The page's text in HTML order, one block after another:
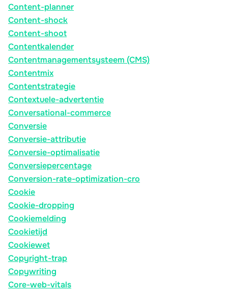
Content-planner
Content-shock
Content-shoot
Contentkalender
Contentmanagementsysteem (CMS)
Contentmix
Contentstrategie
Contextuele-advertentie
Conversational-commerce
Conversie
Conversie-attributie
Conversie-optimalisatie
Conversiepercentage
Conversion-rate-optimization-cro
Cookie
Cookie-dropping
Cookiemelding
Cookietijd
Cookiewet
Copyright-trap
Copywriting
Core-web-vitals